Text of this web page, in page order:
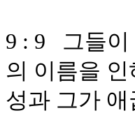
9 : 9 그들이
의 이름을
성과 그가